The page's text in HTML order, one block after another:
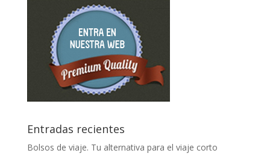
Entradas recientes
Bolsos de viaje. Tu alternativa para el viaje corto